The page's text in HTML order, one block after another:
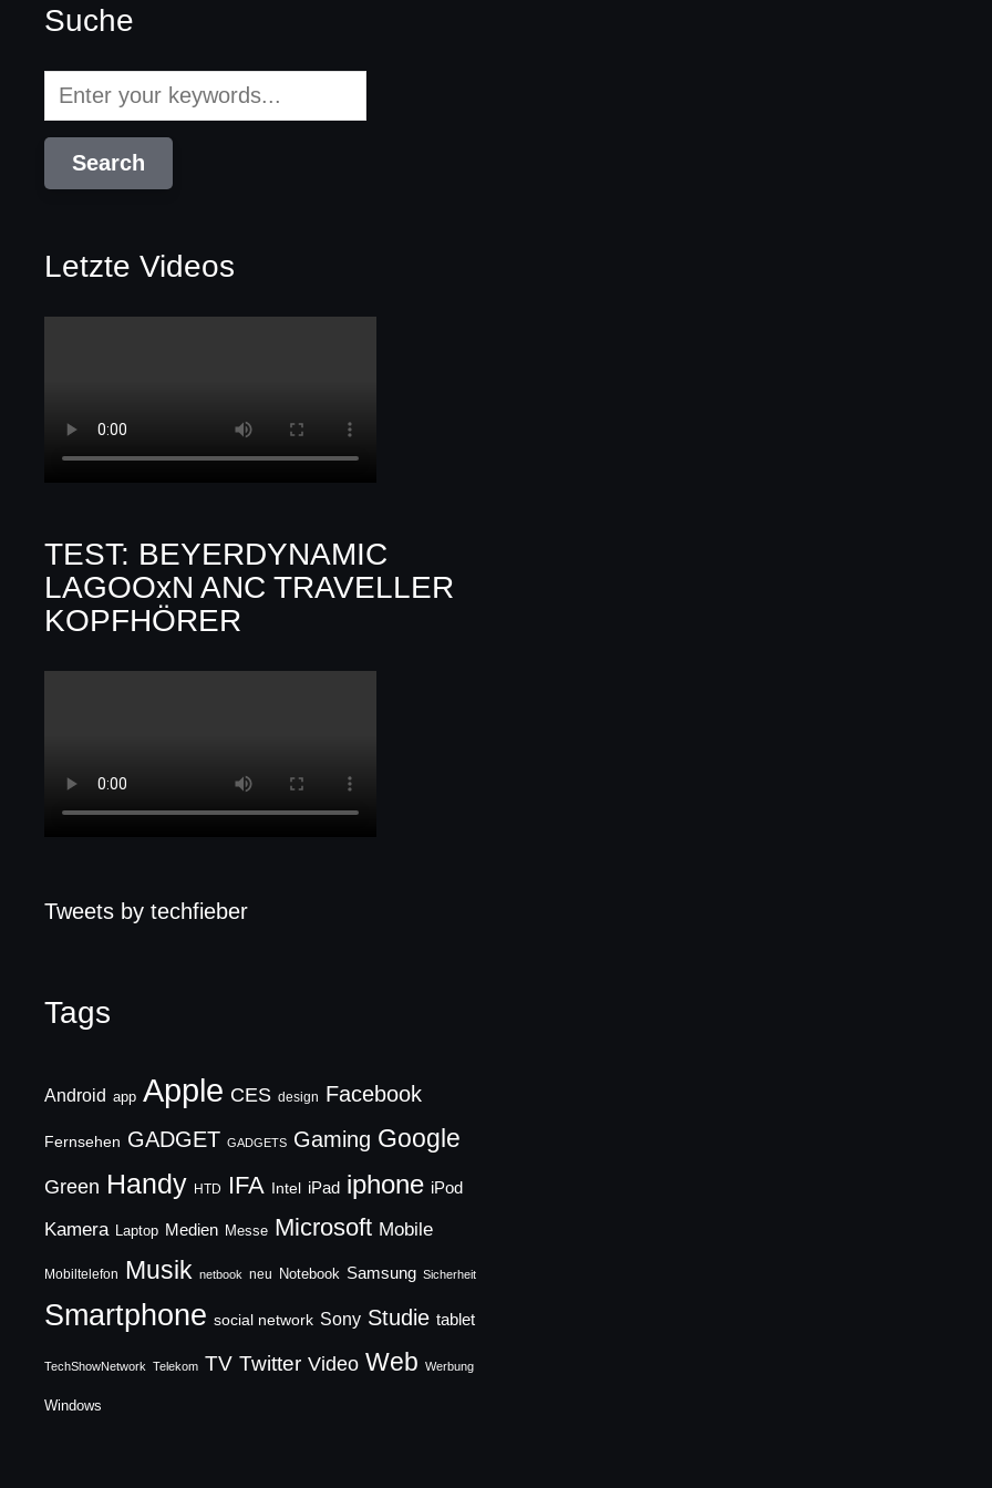
Suche
Letzte Videos
TEST: BEYERDYNAMIC
LAGOOxN ANC TRAVELLER
KOPFHÖRER
Tweets by techfieber
Tags
Android app Apple CES design Facebook
Fernsehen GADGET GADGETS Gaming Google
Green Handy HTD IFA Intel iPad iphone iPod
Kamera Laptop Medien Messe Microsoft Mobile
Mobiltelefon Musik netbook neu Notebook Samsung Sicherheit
Smartphone social network Sony Studie tablet
TechShowNetwork Telekom TV Twitter Video Web Werbung
Windows